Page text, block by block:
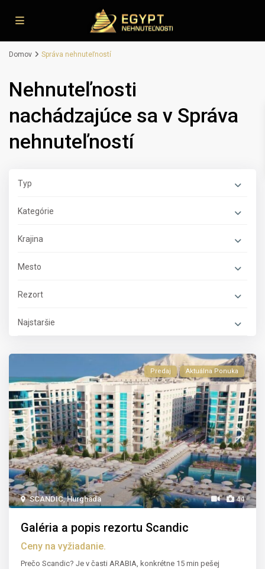
Domov Správa nehnuteľností
Nehnuteľnosti
nachádzajúce sa v Správa
nehnuteľností
Typ
Kategórie
Krajina
Mesto
Rezort
Najstaršie
44
SCANDIC,Hurghada
Predaj Aktuálna Ponuka
Galéria a popis rezortu Scandic
Ceny na vyžiadanie.
Prečo Scandic? Je v časti ARABIA, konkrétne 15 min pešej